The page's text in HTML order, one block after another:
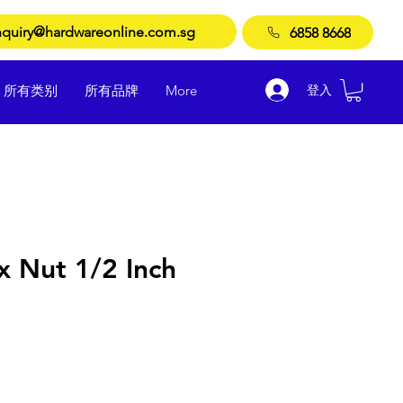
6858 8668
所有类别 所有品牌 More 登入
Nut 1/2 Inch